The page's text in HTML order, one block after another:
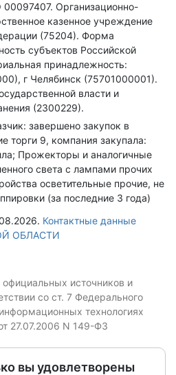
Организационно-
казенное учреждение
(75204). Форма
субъектов Российской
принадлежность:
г Челябинск (75701000001).
власти и
(2300229).
завершено закупок в
торги 9, компания закупала:
Прожекторы и аналогичные
света с лампами прочих
осветительные прочие, не
(за последние 3 года)
Контактные данные
ОБЛАСТИ
источников и
со ст. 7 Федерального
технологиях
27.07.2006 N 149-ФЗ
вы удовлетворены